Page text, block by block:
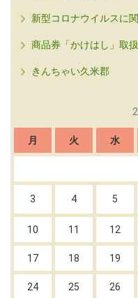
新型コロナウイルスに
商品券「かけはし」取
きんちゃい久米郡
月 火 水
3 4 5
10 11 12
17 18 19
24 25 26